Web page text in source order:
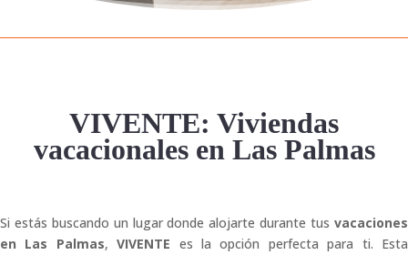
VIVENTE: Viviendas
vacacionales en Las Palmas
Si estás buscando un lugar donde alojarte durante tus vacaciones
en Las Palmas,VIVENTE es la opción perfecta para ti. Esta